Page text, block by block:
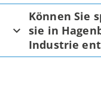
Können Sie
sie in
Industrie